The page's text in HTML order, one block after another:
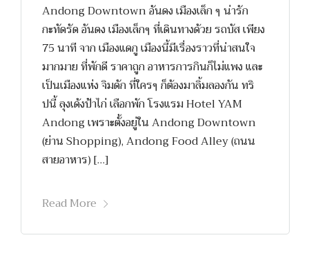
Andong Downtown อันดง เมืองเล็ก ๆ น่ารัก
กะทัดรัด อันดง เมืองเล็กๆ ที่เดินทางด้วย รถบัส เพียง
75 นาที จาก เมืองแดกู เมืองนี้มีเรื่องราวที่น่าสนใจ
มากมาย ที่พักดี ราคาถูก อาหารการกินก็ไม่แพง และ
เป็นเมืองแห่ง จิมดัก ที่ใครๆ ก็ต้องมาลิ้มลองกัน ทริ
ปนี้ ลุงเด้งป้าไก่ เลือกพัก โรงแรม Hotel YAM
Andong เพราะตั้งอยู่ใน Andong Downtown
(ย่าน Shopping), Andong Food Alley (ถนน
สายอาหาร) […]
Read More